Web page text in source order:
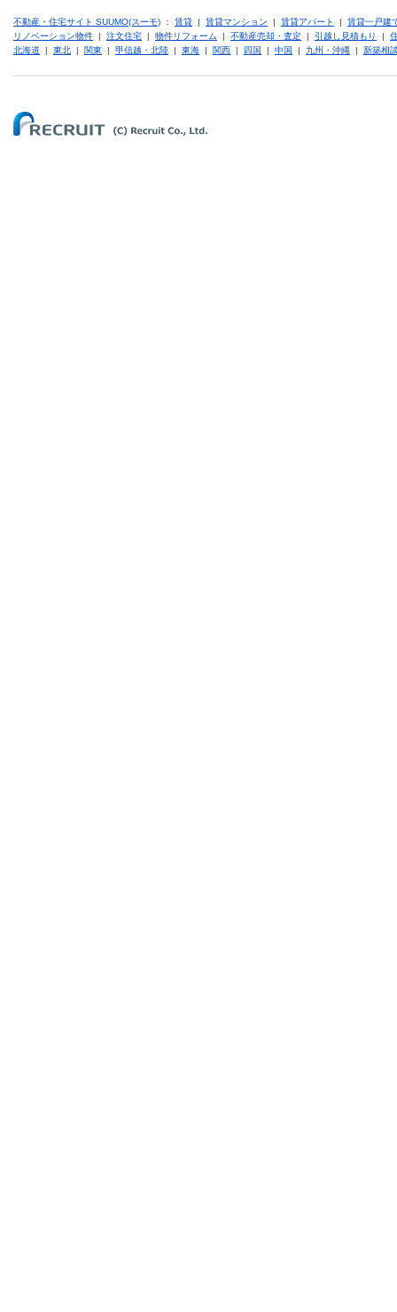
不動産・住宅サイト SUUMO(スーモ) ： 賃貸 | 賃貸マンション | 賃貸アパート | 賃貸一戸建
リノベーション物件 | 注文住宅 | 物件リフォーム | 不動産売却・査定 | 引越し見積もり |
北海道 | 東北 | 関東 | 甲信越・北陸 | 東海 | 関西 | 四国 | 中国 | 九州・沖縄 | 新築相